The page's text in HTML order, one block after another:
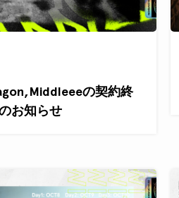
の契約終
お知らせ